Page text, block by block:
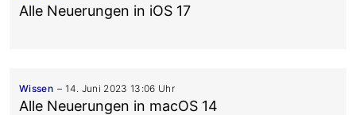
Alle Neuerungen in iOS 17
Wissen 14. Juni 2023 13:06 Uhr
Alle Neuerungen in macOS 14